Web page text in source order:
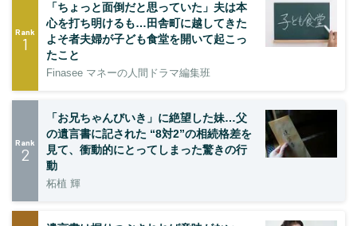
Rank
1
「ちょっと面倒だと思っていた」夫は本
心を打ち明けるも…田舎町に越してきた
よそ者夫婦が子ども食堂を開いて起こっ
たこと
Finasee マネーの人間ドラマ編集班
Rank
2
「お兄ちゃんびいき」に絶望した妹…父
の遺言書に記された “8対2”の相続格差を
見て、衝動的にとってしまった驚きの行
動
柘植 輝